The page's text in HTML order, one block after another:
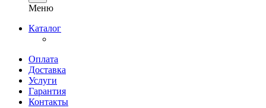
Меню
Каталог
Оплата
Доставка
Услуги
Гарантия
Контакты